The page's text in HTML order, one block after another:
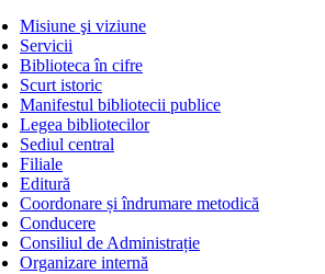
Misiune şi viziune
Servicii
Biblioteca în cifre
Scurt istoric
Manifestul bibliotecii publice
Legea bibliotecilor
Sediul central
Filiale
Editură
Coordonare și îndrumare metodică
Conducere
Consiliul de Administrație
Organizare internă